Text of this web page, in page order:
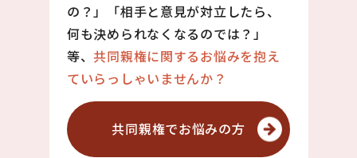
の？」「相手と意見が対立したら、
何も決められなくなるのでは？」
等、共同親権に関するお悩みを抱え
ていらっしゃいませんか？
共同親権でお悩みの方